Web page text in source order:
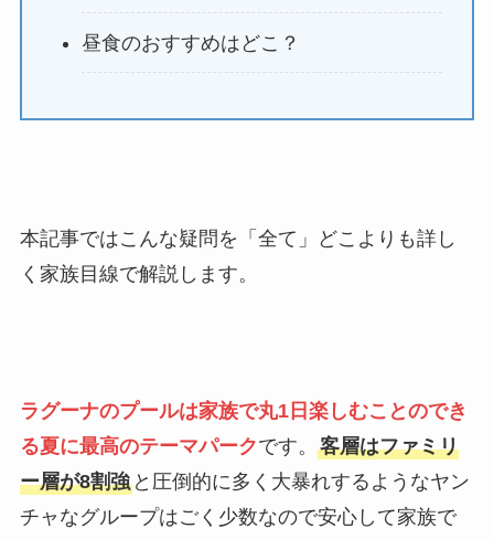
昼食のおすすめはどこ？
本記事ではこんな疑問を「全て」どこよりも詳し
く家族目線で解説します。
ラグーナのプールは家族で丸1日楽しむことのでき
る夏に最高のテーマパークです。 客層はファミリ
ー層が8割強と圧倒的に多く大暴れするようなヤン
チャなグループはごく少数なので安心して家族で